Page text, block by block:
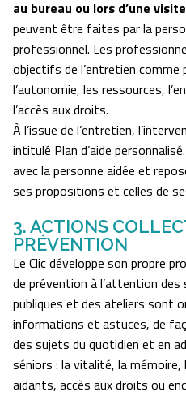
au bureau ou lors d’une
peuvent être faites par la
professionnel. Les
objectifs de l’entretien comme
l’autonomie, les ressources,
l’accès aux droits.
À l’issue de l’entretien,
intitulé Plan d’aide
avec la personne aidée et
ses propositions et celles de
3. ACTIONS
PRÉVENTION
Le Clic développe son propre
de prévention à l’attention des
publiques et des ateliers sont
informations et astuces, de
des sujets du quotidien et en
séniors : la vitalité, la mémoire,
aidants, accès aux droits ou